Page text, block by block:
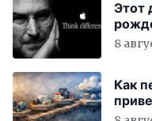
Этот
8
Как